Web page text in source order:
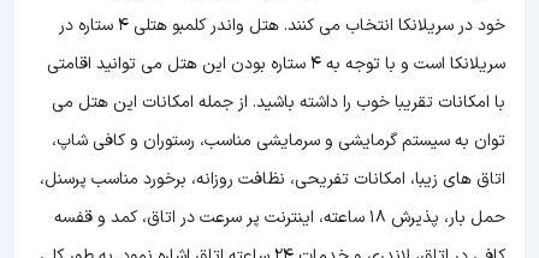
خود در سریلانکا انتخاب می کنند. هتل واندر کلمبو هتلی 4 ستاره در
سریلانکا است و با توجه به 4 ستاره بودن این هتل
می توانید اقامتی
با امکانات تقریبا خوب را داشته باشید. از جمله امکانات این هتل می
توان به سیستم گرمایشی و سرمایشی مناسب، رستوران و کافی شاپ،
اتاق های زیبا، امکانات تفریحی، نظافت روزانه، برخورد مناسب پرسنل،
حمل بار، پذیرش 18 ساعته، اینترنت پر سرعت در اتاق، کمد و قفسه